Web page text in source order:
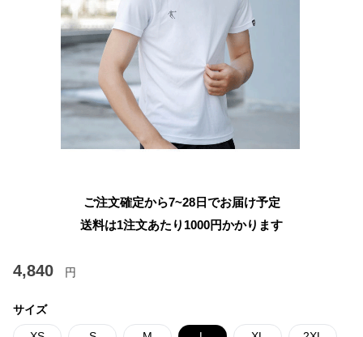
ご注文確定から7~28日でお届け予定
送料は1注文あたり 1000円かかります
4,840 円
サイズ